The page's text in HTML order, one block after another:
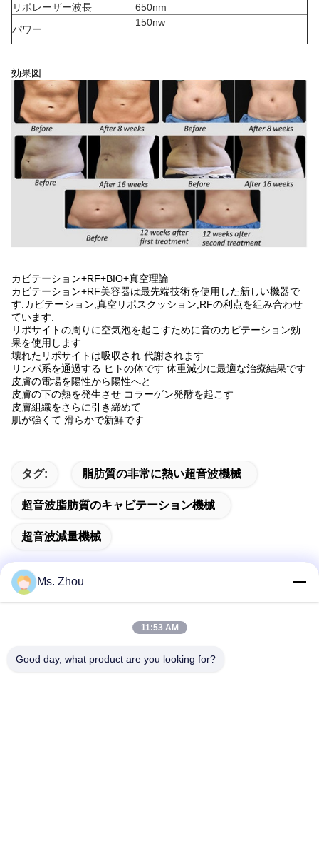
リポレーザー波長
650nm
パワー
150nw
効果図
カビテーション+RF+BIO+真空理論
カビテーション+RF美容器は最先端技術を使用した新しい機器で
す.カビテーション,真空リポスクッション,RFの利点を組み合わせ
ています.
リポサイトの周りに空気泡を起こすために音のカビテーション効
果を使用します
壊れたリポサイトは吸収され 代謝されます
リンパ系を通過する ヒトの体です 体重減少に最適な治療結果です
皮膚の電場を陽性から陽性へと
皮膚の下の熱を発生させ コラーゲン発酵を起こす
皮膚組織をさらに引き締めて
肌が強くて 滑らかで新鮮です
タグ: 脂肪質の非常に熱い超音波機械
超音波脂肪質のキャビテーション機械
超音波減量機械
住所
Ms. Zhou
11:53 AM
Good day, what product are you looking for?